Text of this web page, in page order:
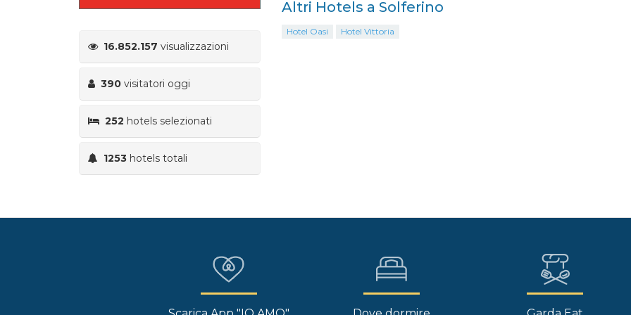
16.852.157 visualizzazioni
390 visitatori oggi
252 hotels selezionati
1253 hotels totali
Altri Hotels a Solferino
Hotel Oasi Hotel Vittoria